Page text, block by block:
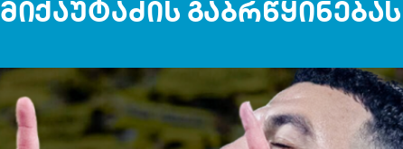
მიქაუტაძის გაბრწყინებას